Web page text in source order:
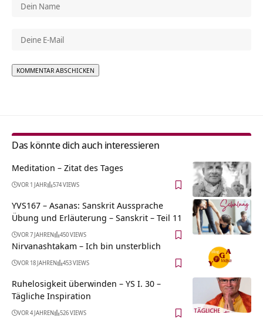
Das könnte dich auch interessieren
Meditation – Zitat des Tages
VOR 1 JAHR 574 VIEWS
YVS167 – Asanas: Sanskrit Aussprache
Übung und Erläuterung – Sanskrit – Teil 11
VOR 7 JAHREN 450 VIEWS
Nirvanashtakam – Ich bin unsterblich
VOR 18 JAHREN 453 VIEWS
Ruhelosigkeit überwinden – YS I. 30 –
Tägliche Inspiration
VOR 4 JAHREN 526 VIEWS